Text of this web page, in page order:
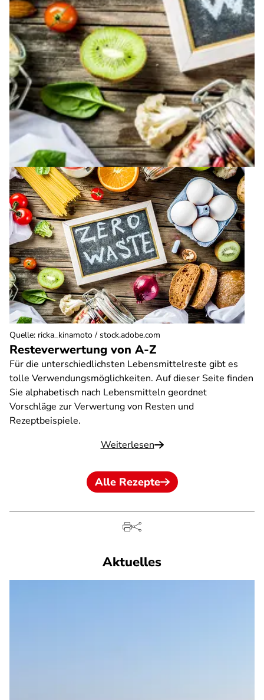
Resteverwertung von A-Z
Für die unterschiedlichsten Lebensmittelreste gibt es
tolle Verwendungsmöglichkeiten. Auf dieser Seite finden
Sie alphabetisch nach Lebensmitteln geordnet
Vorschläge zur Verwertung von Resten und
Rezeptbeispiele.
Weiterlesen
Quelle: ricka_kinamoto / stock.adobe.com
Alle Rezepte
Aktuelles